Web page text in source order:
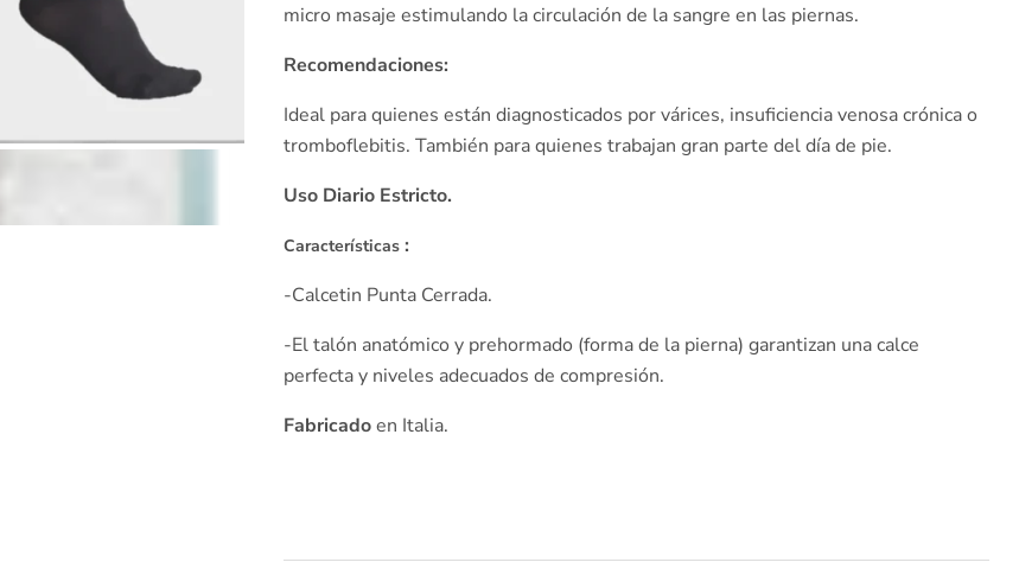
micro masaje estimulando la circulación de la sangre en las piernas.
Recomendaciones:
Ideal para quienes están diagnosticados por várices, insuficiencia venosa crónica o
tromboflebitis. También para quienes trabajan gran parte del día de pie.
Uso Diario Estricto.
Características:
-Calcetin Punta Cerrada.
-El talón anatómico y prehormado (forma de la pierna) garantizan una calce
perfecta y niveles adecuados de compresión.
Fabricadoen Italia.